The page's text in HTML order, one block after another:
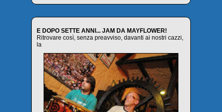
E DOPO SETTE ANNI... JAM DA MAYFLOWER!
Ritrovare così, senza preavviso, davanti ai nostri cazzi,
la